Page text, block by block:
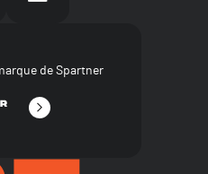
de Spartner